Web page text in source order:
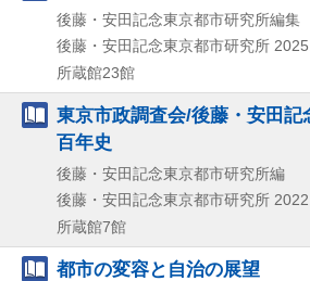
後藤・安田記念東京都市研究所編集
後藤・安田記念東京都市研究所
所蔵館23館
東京市政調査会/後藤・安田記
百年史
後藤・安田記念東京都市研究所編
後藤・安田記念東京都市研究所
所蔵館7館
都市の変容と自治の展望